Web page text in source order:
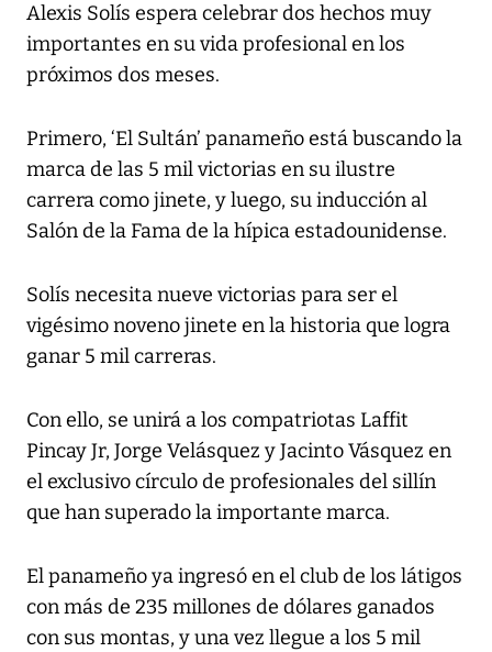
Alexis Solís espera celebrar dos hechos muy
importantes en su vida profesional en los
próximos dos meses.
Primero, ‘El Sultán’ panameño está buscando la
marca de las 5 mil victorias en su ilustre
carrera como jinete, y luego, su inducción al
Salón de la Fama de la hípica estadounidense.
Solís necesita nueve victorias para ser el
vigésimo noveno jinete en la historia que logra
ganar 5 mil carreras.
Con ello, se unirá a los compatriotas Laffit
Pincay Jr, Jorge Velásquez y Jacinto Vásquez en
el exclusivo círculo de profesionales del sillín
que han superado la importante marca.
El panameño ya ingresó en el club de los látigos
con más de 235 millones de dólares ganados
con sus montas, y una vez llegue a los 5 mil